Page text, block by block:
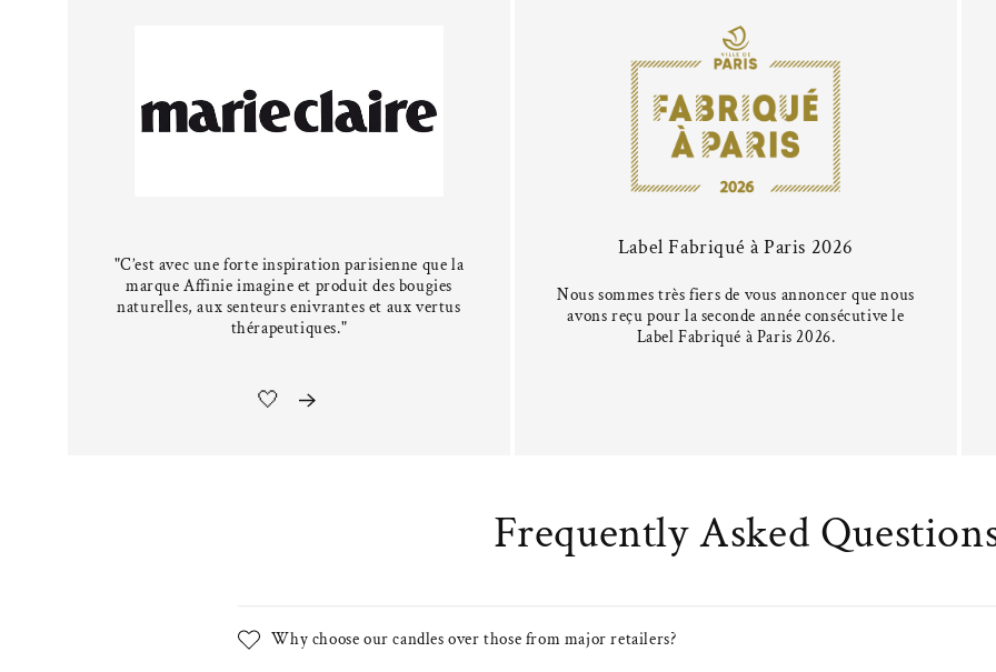
"C’est avec une forte inspiration parisienne que la
marque Affinie imagine et produit des bougies
naturelles, aux senteurs enivrantes et aux vertus
thérapeutiques."
🤍
Label Fabriqué à Paris 2026
Nous sommes très fiers de vous annoncer que nous
avons reçu pour la seconde année consécutive le
Label Fabriqué à Paris 2026.
Frequently Asked
Why choose our candles over those from major retailers?